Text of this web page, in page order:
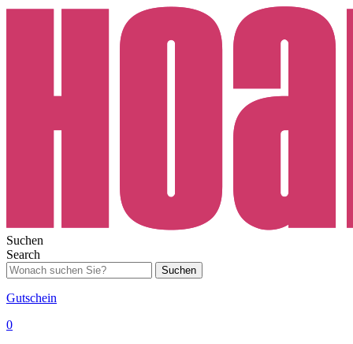
Suchen
Search
Suchen
Gutschein
0